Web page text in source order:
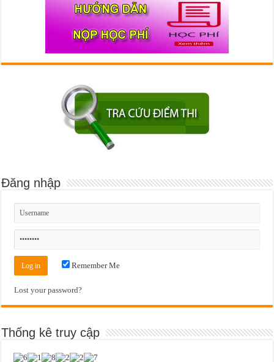
Đăng nhập
Remember Me
Lost your password?
Thống kê truy cập